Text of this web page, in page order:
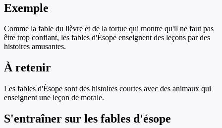
Exemple
Comme la fable du lièvre et de la tortue qui montre qu'il ne faut pas
être trop confiant, les fables d'Ésope enseignent des leçons par des
histoires amusantes.
À retenir
Les fables d'Ésope sont des histoires courtes avec des animaux qui
enseignent une leçon de morale.
S'entraîner sur les fables d'ésope